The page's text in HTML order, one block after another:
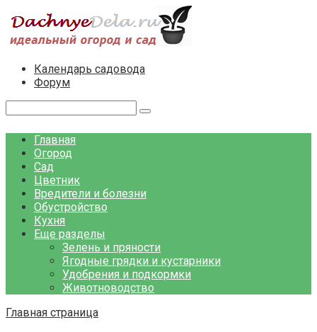
Перейти
контенту
Календарь садовода
Форум
Главная
Огород
Сад
Цветник
Вредители и болезни
Обустройство
Кухня
Еще разделы
Зелень и пряности
Ягодные грядки и кустарники
Удобрения и подкормки
Животноводство
Главная страница